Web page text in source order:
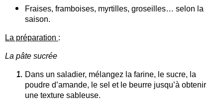
Fraises, framboises, myrtilles, groseilles… selon la
saison.
La préparation :
La pâte sucrée
Dans un saladier, mélangez la farine, le sucre, la
poudre d’amande, le sel et le beurre jusqu’à obtenir
une texture sableuse.